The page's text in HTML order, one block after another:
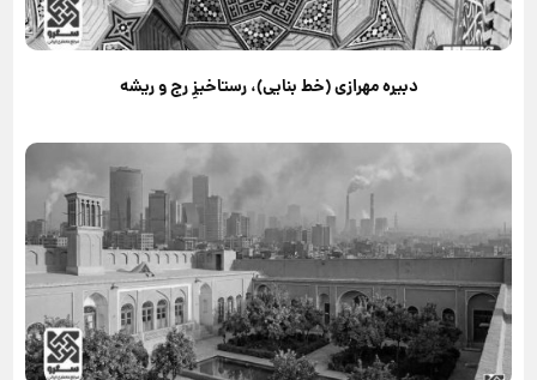
دبیره مهرازی (خط بنایی)، رستاخیزِ رج و ریشه